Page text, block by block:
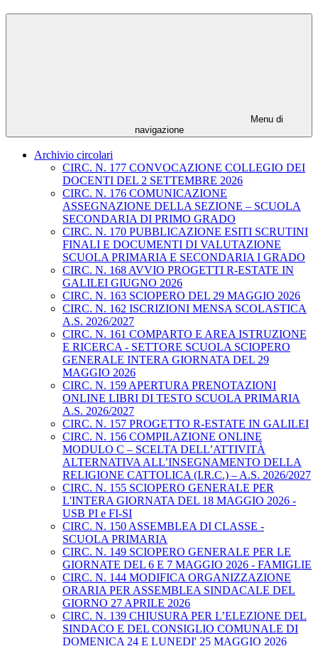
Menu di
navigazione
Archivio circolari
CIRC. N. 177 CONVOCAZIONE COLLEGIO DEI
DOCENTI DEL 2 SETTEMBRE 2026
CIRC. N. 176 COMUNICAZIONE
ASSEGNAZIONE DELLA SEZIONE – SCUOLA
SECONDARIA DI PRIMO GRADO
CIRC. N. 170 PUBBLICAZIONE ESITI SCRUTINI
FINALI E DOCUMENTI DI VALUTAZIONE
SCUOLA PRIMARIA E SECONDARIA I GRADO
CIRC. N. 168 AVVIO PROGETTI R-ESTATE IN
GALILEI GIUGNO 2026
CIRC. N. 163 SCIOPERO DEL 29 MAGGIO 2026
CIRC. N. 162 ISCRIZIONI MENSA SCOLASTICA
A.S. 2026/2027
CIRC. N. 161 COMPARTO E AREA ISTRUZIONE
E RICERCA - SETTORE SCUOLA SCIOPERO
GENERALE INTERA GIORNATA DEL 29
MAGGIO 2026
CIRC. N. 159 APERTURA PRENOTAZIONI
ONLINE LIBRI DI TESTO SCUOLA PRIMARIA
A.S. 2026/2027
CIRC. N. 157 PROGETTO R-ESTATE IN GALILEI
CIRC. N. 156 COMPILAZIONE ONLINE
MODULO C – SCELTA DELL’ATTIVITÀ
ALTERNATIVA ALL’INSEGNAMENTO DELLA
RELIGIONE CATTOLICA (I.R.C.) – A.S. 2026/2027
CIRC. N. 155 SCIOPERO GENERALE PER
L'INTERA GIORNATA DEL 18 MAGGIO 2026 -
USB PI e FI-SI
CIRC. N. 150 ASSEMBLEA DI CLASSE -
SCUOLA PRIMARIA
CIRC. N. 149 SCIOPERO GENERALE PER LE
GIORNATE DEL 6 E 7 MAGGIO 2026 - FAMIGLIE
CIRC. N. 144 MODIFICA ORGANIZZAZIONE
ORARIA PER ASSEMBLEA SINDACALE DEL
GIORNO 27 APRILE 2026
CIRC. N. 139 CHIUSURA PER L’ELEZIONE DEL
SINDACO E DEL CONSIGLIO COMUNALE DI
DOMENICA 24 E LUNEDI' 25 MAGGIO 2026